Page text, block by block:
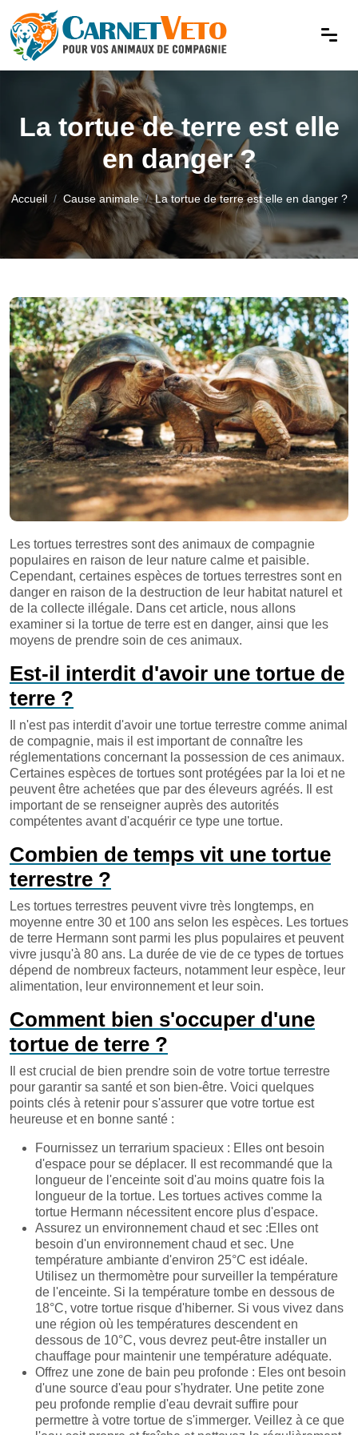
La tortue de terre est elle
en danger ?
Accueil Cause animale La tortue de terre est elle en danger ?
Les tortues terrestres sont des animaux de compagnie
populaires en raison de leur nature calme et paisible.
Cependant, certaines espèces de tortues terrestres sont en
danger en raison de la destruction de leur habitat naturel et
de la collecte illégale. Dans cet article, nous allons
examiner si la tortue de terre est en danger, ainsi que les
moyens de prendre soin de ces animaux.
Est-il interdit d'avoir une tortue de
terre ?
Il n'est pas interdit d'avoir une tortue terrestre comme animal
de compagnie, mais il est important de connaître les
réglementations concernant la possession de ces animaux.
Certaines espèces de tortues sont protégées par la loi et ne
peuvent être achetées que par des éleveurs agréés. Il est
important de se renseigner auprès des autorités
compétentes avant d'acquérir ce type une tortue.
Combien de temps vit une tortue
terrestre ?
Les tortues terrestres peuvent vivre très longtemps, en
moyenne entre 30 et 100 ans selon les espèces. Les tortues
de terre Hermann sont parmi les plus populaires et peuvent
vivre jusqu'à 80 ans. La durée de vie de ce types de tortues
dépend de nombreux facteurs, notamment leur espèce, leur
alimentation, leur environnement et leur soin.
Comment bien s'occuper d'une
tortue de terre ?
Il est crucial de bien prendre soin de votre tortue terrestre
pour garantir sa santé et son bien-être. Voici quelques
points clés à retenir pour s'assurer que votre tortue est
heureuse et en bonne santé :
Fournissez un terrarium spacieux : Elles ont besoin
d'espace pour se déplacer. Il est recommandé que la
longueur de l'enceinte soit d'au moins quatre fois la
longueur de la tortue. Les tortues actives comme la
tortue Hermann nécessitent encore plus d'espace.
Assurez un environnement chaud et sec :Elles ont
besoin d'un environnement chaud et sec. Une
température ambiante d'environ 25°C est idéale.
Utilisez un thermomètre pour surveiller la température
de l'enceinte. Si la température tombe en dessous de
18°C, votre tortue risque d'hiberner. Si vous vivez dans
une région où les températures descendent en
dessous de 10°C, vous devrez peut-être installer un
chauffage pour maintenir une température adéquate.
Offrez une zone de bain peu profonde : Eles ont besoin
d'une source d'eau pour s'hydrater. Une petite zone
peu profonde remplie d'eau devrait suffire pour
permettre à votre tortue de s'immerger. Veillez à ce que